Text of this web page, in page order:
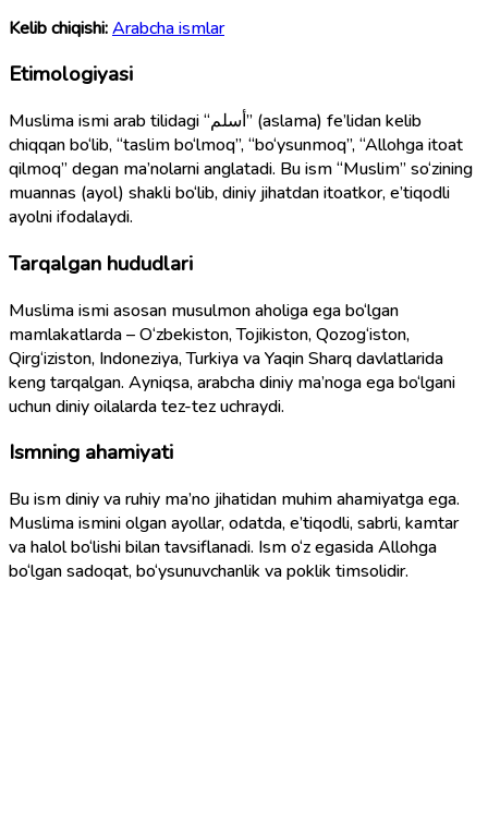
Kelib chiqishi:Arabcha ismlar
Etimologiyasi
Muslima ismi arab tilidagi “أسلم” (aslama) fe’lidan kelib
chiqqan bo‘lib, “taslim bo‘lmoq”, “bo‘ysunmoq”, “Allohga itoat
qilmoq” degan ma’nolarni anglatadi. Bu ism “Muslim” so‘zining
muannas (ayol) shakli bo‘lib, diniy jihatdan itoatkor, e’tiqodli
ayolni ifodalaydi.
Tarqalgan hududlari
Muslima ismi asosan musulmon aholiga ega bo‘lgan
mamlakatlarda – O‘zbekiston, Tojikiston, Qozog‘iston,
Qirg‘iziston, Indoneziya, Turkiya va Yaqin Sharq davlatlarida
keng tarqalgan. Ayniqsa, arabcha diniy ma’noga ega bo‘lgani
uchun diniy oilalarda tez-tez uchraydi.
Ismning ahamiyati
Bu ism diniy va ruhiy ma’no jihatidan muhim ahamiyatga ega.
Muslima ismini olgan ayollar, odatda, e’tiqodli, sabrli, kamtar
va halol bo‘lishi bilan tavsiflanadi. Ism o‘z egasida Allohga
bo‘lgan sadoqat, bo‘ysunuvchanlik va poklik timsolidir.